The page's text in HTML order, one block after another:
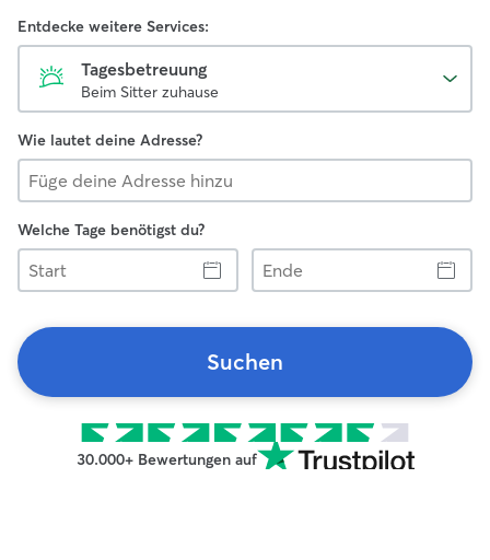
Entdecke weitere Services:
Tagesbetreuung
Beim Sitter zuhause
Wie lautet deine Adresse?
Welche Tage benötigst du?
Start
Ende
Suchen
30.000+ Bewertungen auf